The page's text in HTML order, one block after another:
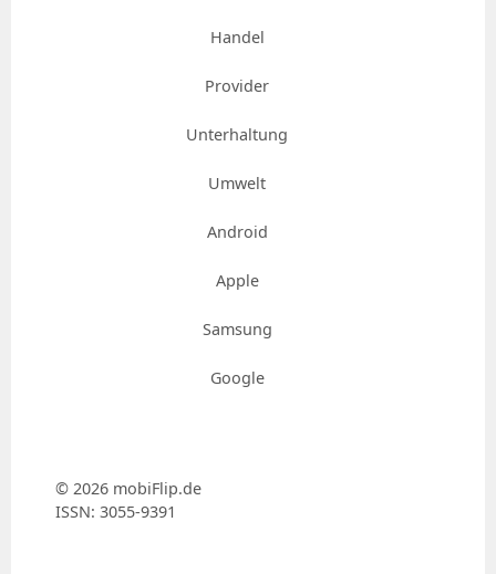
Handel
Provider
Unterhaltung
Umwelt
Android
Apple
Samsung
Google
© 2026 mobiFlip.de
ISSN: 3055-9391